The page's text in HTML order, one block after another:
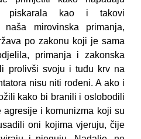
piskarala kao i takovi
mirovinska primanja,
po zakonu koji je sama
primanja i zakonska
prolivši svoju i tuđu krv na
nisu niti rođeni. A ako i
kako bi branili i oslobodili
agresije i komunizma koji su
oni kojima vjeruju, čije